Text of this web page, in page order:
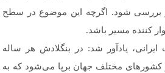
بررسی شود. اگرچه این موضوع در سطح
کننده مسیر باشد.
یادآور شد: در بنگلادش هر ساله
از کشورهای مختلف جهان برپا می‌شود که به